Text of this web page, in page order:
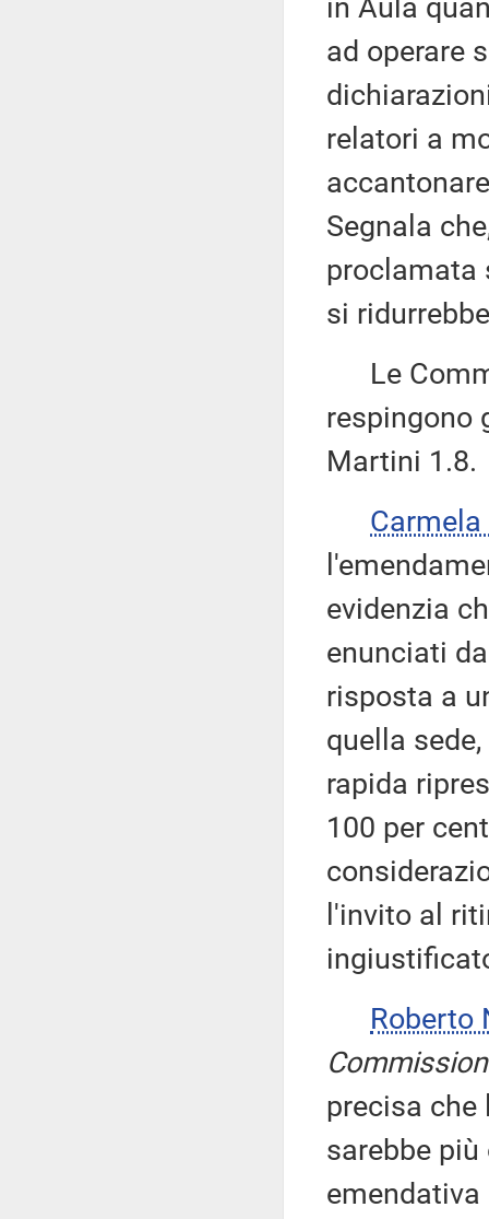
in Aula
ad operare
relatori a
Segnala
proclamata
si
Le
respingono
Martini 1.8.
Carmela
evidenzia
enunciati
risposta a
quella
rapida
100 per
l'invito al
Roberto
precisa
sarebbe
emendativa